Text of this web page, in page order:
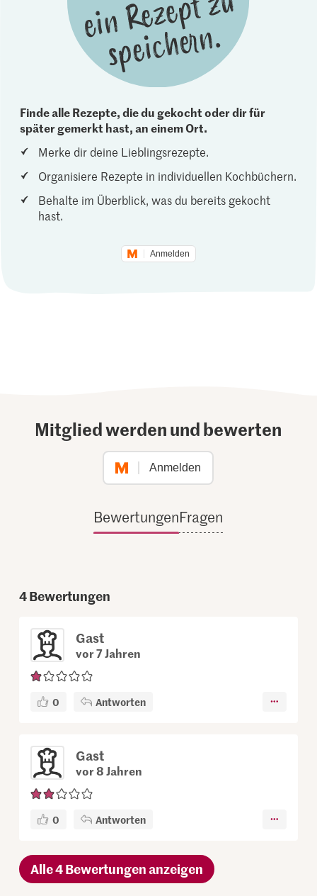
Finde alle Rezepte, die du gekocht oder dir für
später gemerkt hast, an einem Ort.
Merke dir deine Lieblingsrezepte.
Organisiere Rezepte in individuellen Kochbüchern.
Behalte im Überblick, was du bereits gekocht
hast.
Anmelden
Mitglied werden und bewerten
Anmelden
BewertungenFragen
4Bewertungen
Gast
vor 7 Jahren
0 Antworten
Gast
vor 8 Jahren
0 Antworten
Alle 4 Bewertungen anzeigen